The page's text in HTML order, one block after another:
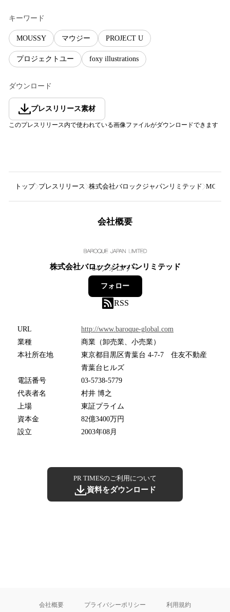
キーワード
MOUSSY マウジー PROJECT U
プロジェクトユー foxy illustrations
ダウンロード
プレスリリース素材
このプレスリリース内で使われている画像ファイルがダウンロードできます
トップ プレスリリース 株式会社バロックジャパンリミテッド
会社概要
株式会社バロックジャパンリミテッド
64フォロワー
フォロー
RSS
URL
http://www.baroque-global.com
業種
商業（卸売業、小売業）
本社所在地
東京都目黒区青葉台 4-7-7 住友不動産
青葉台ヒルズ
電話番号
03-5738-5779
代表者名
村井 博之
上場
東証プライム
資本金
82億3400万円
設立
2003年08月
PR TIMESのご利用について
資料をダウンロード
会社概要 プライバシーポリシー 利用規約